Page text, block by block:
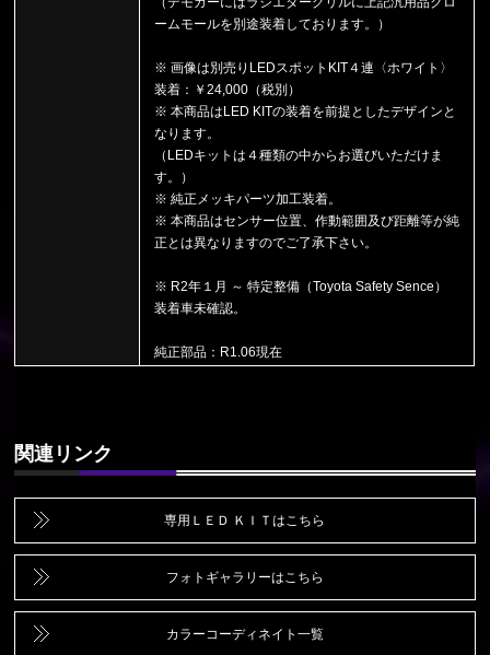
ームモールを別途装着しております。）
※ 画像は別売りLEDスポットKIT４連〈ホワイト〉
装着：￥24,000（税別）
※ 本商品はLED KITの装着を前提としたデザインと
なります。
（LEDキットは４種類の中からお選びいただけま
す。）
※ 純正メッキパーツ加工装着。
※ 本商品はセンサー位置、作動範囲及び距離等が純
正とは異なりますのでご了承下さい。
※ R2年１月 ～ 特定整備（Toyota Safety Sence）
装着車未確認。
純正部品：R1.06現在
関連リンク
専用ＬＥＤ ＫＩＴはこちら
フォトギャラリーはこちら
カラーコーディネイト一覧